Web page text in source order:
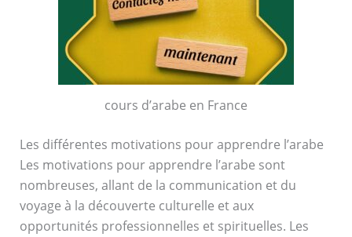
cours d’arabe en France
Les différentes motivations pour apprendre l’arabe
Les motivations pour apprendre l’arabe sont
nombreuses, allant de la communication et du
voyage à la découverte culturelle et aux
opportunités professionnelles et spirituelles. Les